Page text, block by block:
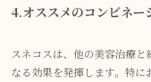
4.オススメのコンビネー
スネコスは、他の美容治療と
なる効果を発揮します。特に